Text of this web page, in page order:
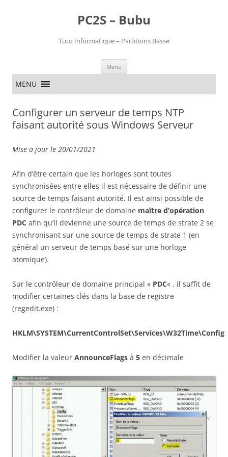
PC2S – Bubu
Tuto Informatique – Partitions Basse
Menu
contenu
MENU
Configurer un serveur de temps NTP
faisant autorité sous Windows Serveur
Mise a jour le 20/01/2021
Afin d’être certain que les horloges sont toutes
synchronisées entre elles il est nécessaire de définir une
source de temps faisant autorité. Il est ainsi possible de
configurer le contrôleur de domaine maître d’opération
PDC afin qu’il devienne une source de temps de strate 2 se
synchronisant sur une source de temps de strate 1 (en
général un serveur de temps basé sur une horloge
atomique).
Sur le contrôleur de domaine principal « PDC« , il suffit de
modifier certaines clés dans la base de registre
(regedit.exe) :
HKLM\SYSTEM\CurrentControlSet\Services\W32Time\Config
Modifier la valeur AnnounceFlags à 5 en décimale